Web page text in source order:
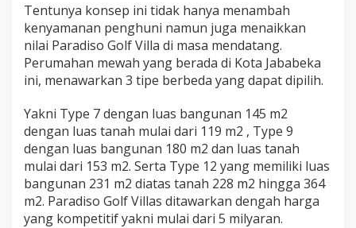
Tentunya konsep ini tidak hanya menambah
kenyamanan penghuni namun juga menaikkan
nilai Paradiso Golf Villa di masa mendatang.
Perumahan mewah yang berada di Kota Jababeka
ini, menawarkan 3 tipe berbeda yang dapat dipilih.
Yakni Type 7 dengan luas bangunan 145 m2
dengan luas tanah mulai dari 119 m2 , Type 9
dengan luas bangunan 180 m2 dan luas tanah
mulai dari 153 m2. Serta Type 12 yang memiliki luas
bangunan 231 m2 diatas tanah 228 m2 hingga 364
m2. Paradiso Golf Villas ditawarkan dengah harga
yang kompetitif yakni mulai dari 5 milyaran.